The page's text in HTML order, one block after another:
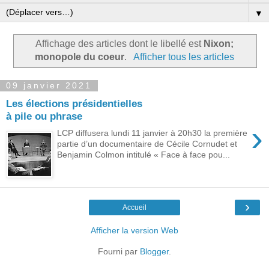
▼
Affichage des articles dont le libellé est Nixon;
monopole du coeur. Afficher tous les articles
09 janvier 2021
Les élections présidentielles
à pile ou phrase
›
LCP diffusera lundi 11 janvier à 20h30 la première
partie d’un documentaire de Cécile Cornudet et
Benjamin Colmon intitulé « Face à face pou...
›
Accueil
Afficher la version Web
Fourni par Blogger.